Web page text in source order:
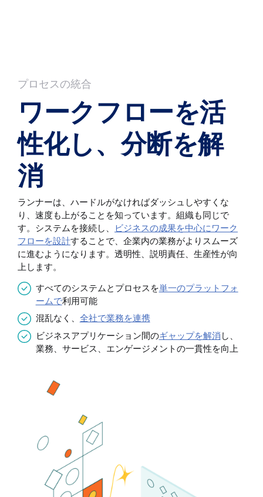
プロセスの統合
ワークフローを活
性化し、分断を解
消
ランナーは、ハードルがなければダッシュしやすくな
り、速度も上がることを知っています。組織も同じで
す。システムを接続し、
ビジネスの成果を中心にワーク
フローを設計することで、企業内の業務がよりスムーズ
に進むようになります。透明性、説明責任、生産性が向
上します。
すべてのシステムとプロセスを単一のプラットフォ
ームで利用可能
混乱なく、 全社で業務を連携
ビジネスアプリケーション間のギャップを解消 し、
業務、サービス、エンゲージメントの一貫性を向上